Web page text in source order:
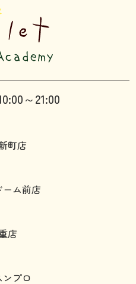
～21:00
町店
ーム前店
店
ンプロ